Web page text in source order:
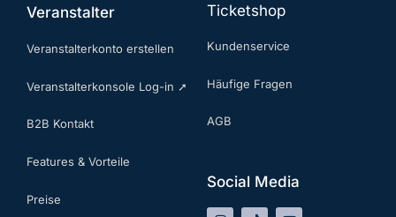
Veranstalter
Veranstalterkonto erstellen
Veranstalterkonsole Log-in ➚
B2B Kontakt
Features & Vorteile
Preise
Ticketshop
Kundenservice
Häufige Fragen
AGB
Social Media